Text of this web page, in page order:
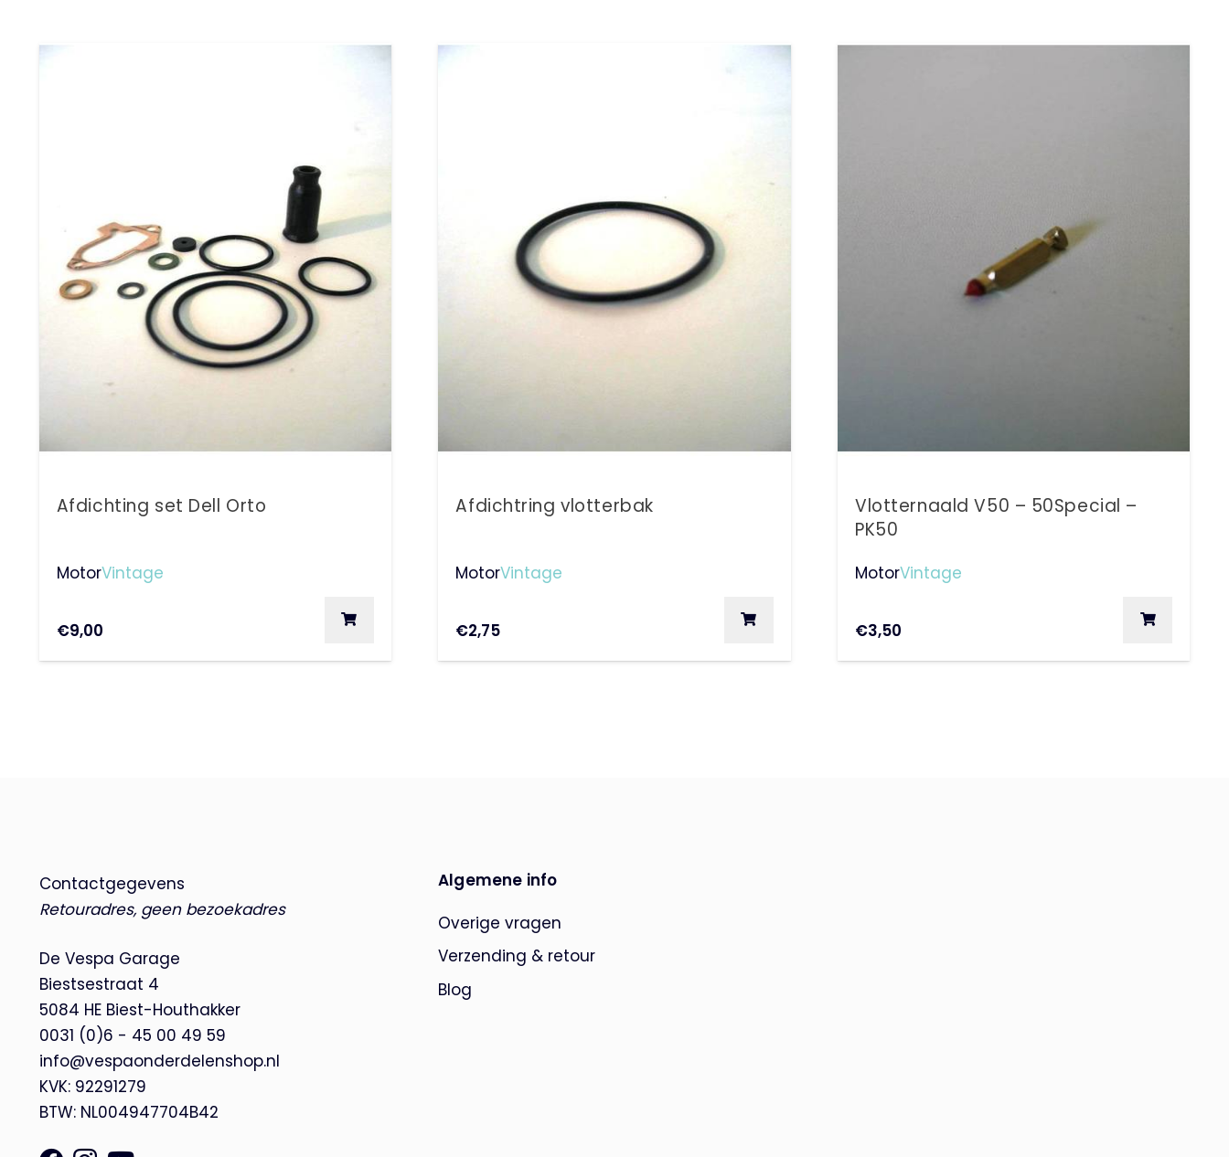
Afdichting set Dell Orto
MotorVintage
€9,00
Afdichtring vlotterbak
MotorVintage
€2,75
Vlotternaald V50 – 50Special –
PK50
MotorVintage
€3,50
Contactgegevens
Retouradres, geen bezoekadres
De Vespa Garage
Biestsestraat 4
5084 HE Biest-Houthakker
0031 (0)6 - 45 00 49 59
info@vespaonderdelenshop.nl
KVK: 92291279
BTW: NL004947704B42
Algemene info
Overige vragen
Verzending & retour
Blog